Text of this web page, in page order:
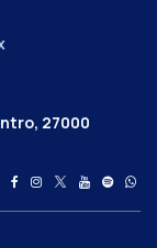
27000